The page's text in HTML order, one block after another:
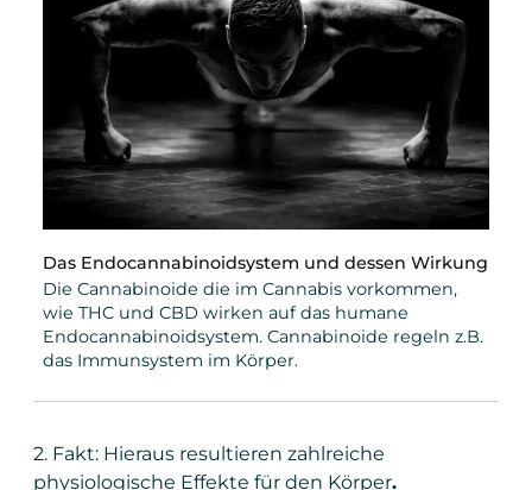
Das Endocannabinoidsystem und dessen Wirkung
Die Cannabinoide die im Cannabis vorkommen,
wie THC und CBD wirken auf das humane
Endocannabinoidsystem. Cannabinoide regeln z.B.
das Immunsystem im Körper.
2. Fakt: Hieraus resultieren zahlreiche
physiologische Effekte für den Körper.